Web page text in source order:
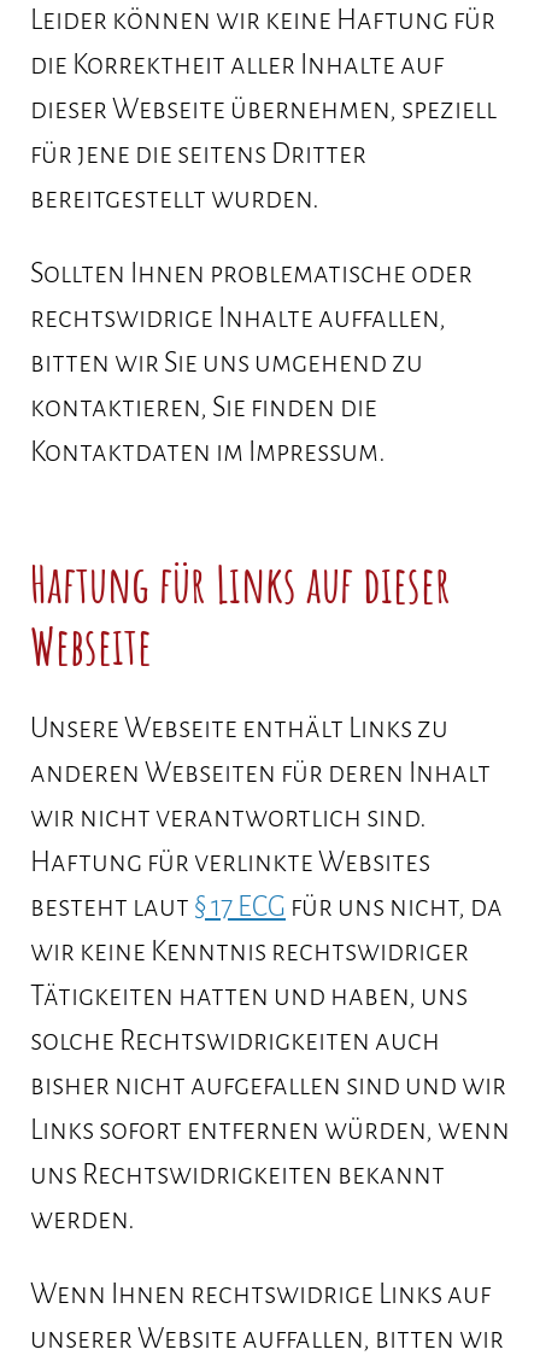
Leider können wir keine Haftung für
die Korrektheit aller Inhalte auf
dieser Webseite übernehmen, speziell
für jene die seitens Dritter
bereitgestellt wurden.
Sollten Ihnen problematische oder
rechtswidrige Inhalte auffallen,
bitten wir Sie uns umgehend zu
kontaktieren, Sie finden die
Kontaktdaten im Impressum.
Haftung für Links auf dieser
Webseite
Unsere Webseite enthält Links zu
anderen Webseiten für deren Inhalt
wir nicht verantwortlich sind.
Haftung für verlinkte Websites
besteht laut § 17 ECG für uns nicht, da
wir keine Kenntnis rechtswidriger
Tätigkeiten hatten und haben, uns
solche Rechtswidrigkeiten auch
bisher nicht aufgefallen sind und wir
Links sofort entfernen würden, wenn
uns Rechtswidrigkeiten bekannt
werden.
Wenn Ihnen rechtswidrige Links auf
unserer Website auffallen, bitten wir